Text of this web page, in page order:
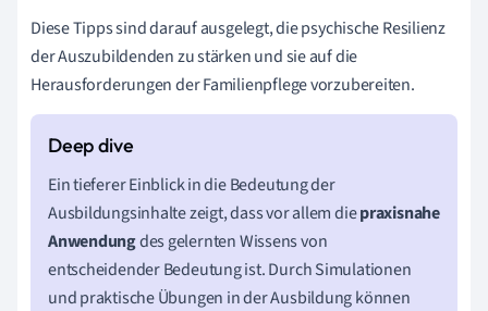
Diese Tipps sind darauf ausgelegt, die psychische Resilienz
der Auszubildenden zu stärken und sie auf die
Herausforderungen der Familienpflege vorzubereiten.
Ein tieferer Einblick in die Bedeutung der
Ausbildungsinhalte zeigt, dass vor allem diepraxisnahe
Anwendungdes gelernten Wissens von
entscheidender Bedeutung ist. Durch Simulationen
und praktische Übungen in der Ausbildung können